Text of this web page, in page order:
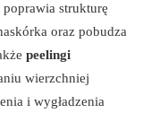
strukturę
oraz pobudza
peelingi
wierzchniej
i wygładzenia